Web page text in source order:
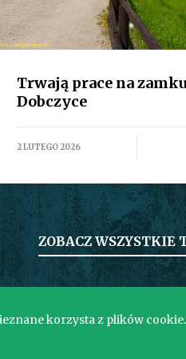
Trwają prace na zamku
Dobczyce
2 LUTEGO 2026
ZOBACZ WSZYSTKIE
korzysta z plików